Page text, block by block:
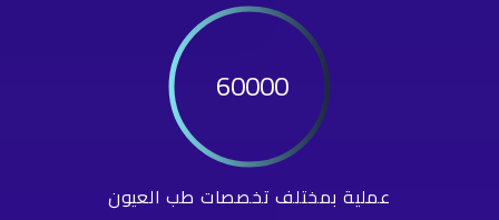
60000
عملية بمختلف تخصصات طب العيون